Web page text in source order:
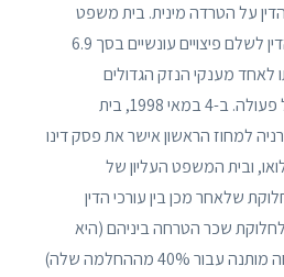
על הטרדה מינית. בית משפט
קמא הורה למשרד עורכי הדין לשלם פיצויים עונשיים בסך 6.9
לאחד מענקי הנזק הגדולים
בהיסטוריה עבור סוג זה של פעולה. ב-4 במאי 1998, בית
למחוז הראשון אישר את פסק דינו
ובית המשפט העליון של
שלאחר מכן בין עורכי הדין
שכר הטרחה ביניהם (היא
חתמה על הסכם שכר טרחה מותנה עבור 40% מההחלמה שלה)